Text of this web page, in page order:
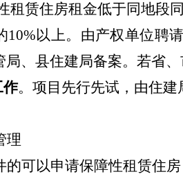
租赁住房租金低于同地段
10%以上。由产权单位聘
局、县住建局备案。若省、
作。项目先行先试，由住
理
的可以申请保障性租赁住